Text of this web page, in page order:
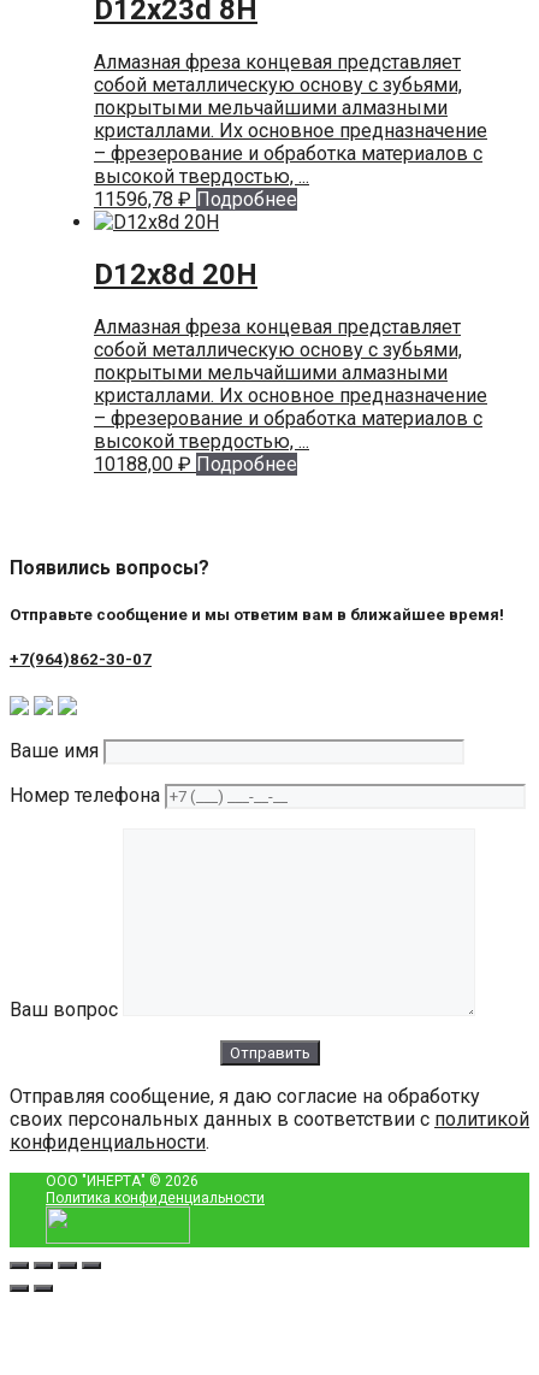
D12x23d 8H
Алмазная фреза концевая представляет
собой металлическую основу с зубьями,
покрытыми мельчайшими алмазными
кристаллами. Их основное предназначение
– фрезерование и обработка материалов с
высокой твердостью, ...
11596,78 ₽ Подробнее
D12x8d 20H
Алмазная фреза концевая представляет
собой металлическую основу с зубьями,
покрытыми мельчайшими алмазными
кристаллами. Их основное предназначение
– фрезерование и обработка материалов с
высокой твердостью, ...
10188,00 ₽ Подробнее
Появились вопросы?
Отправьте сообщение и мы ответим вам в ближайшее время!
+7(964)862-30-07
Ваше имя
Номер телефона
Ваш вопрос
Отправляя сообщение, я даю согласие на обработку
своих персональных данных в соответствии с политикой
конфиденциальности.
ООО "ИНЕРТА" © 2026
Политика конфиденциальности